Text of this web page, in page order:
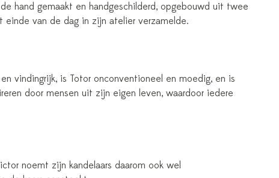
hand gemaakt en handgeschilderd, opgebouwd uit twee
van de dag in zijn atelier verzamelde.
vindingrijk, is Totor onconventioneel en moedig, en is
door mensen uit zijn eigen leven, waardoor iedere
noemt zijn kandelaars daarom ook wel